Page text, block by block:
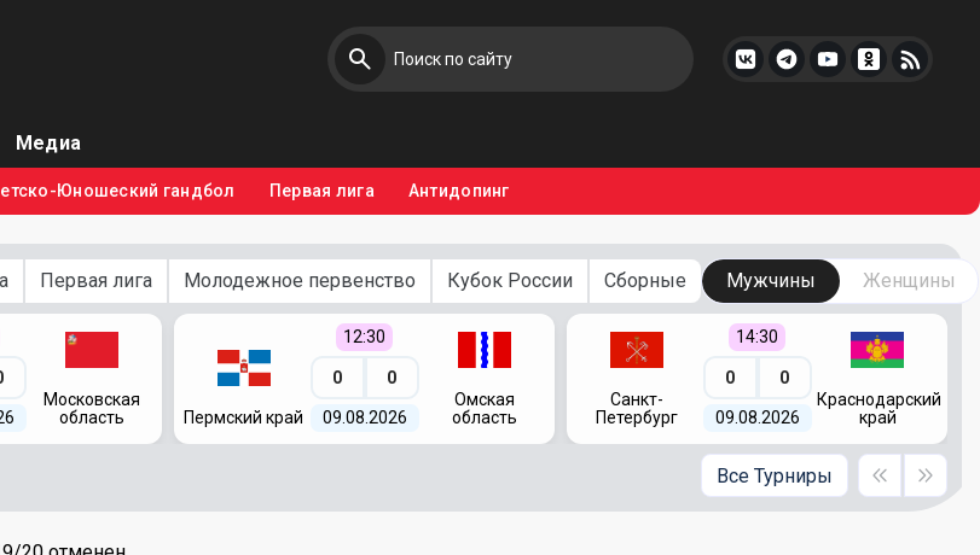
Медиа
Юношеский гандбол Первая лига Антидопинг
Первая лига Молодежное первенство Кубок России Сборные Мужчины Женщины
Московская
область
Пермский край
12:30
0 0
09.08.2026
Омская
область
Санкт-
Петербург
14:30
0 0
09.08.2026
Краснодарский
край
Все Турниры